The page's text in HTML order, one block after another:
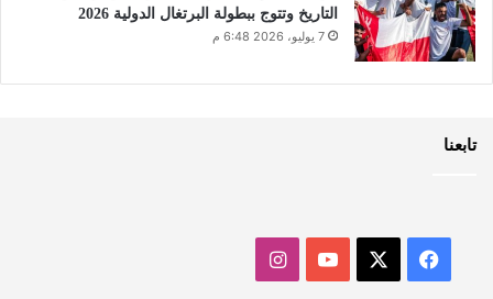
التاريخ وتتوج ببطولة البرتغال الدولية 2026
7 يوليو، 2026 6:48 م
تابعنا
فيسبوك ‫YouTubeانستقرام